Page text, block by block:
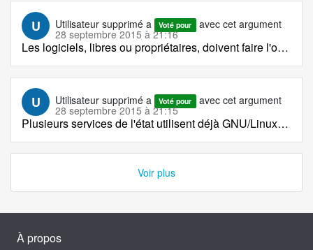
U Utilisateur supprimé a Voté pour avec cet argument
28 septembre 2015 à 21:16
Les logiciels, libres ou propriétaires, doivent faire l'o…
U Utilisateur supprimé a Voté pour avec cet argument
28 septembre 2015 à 21:15
Plusieurs services de l'état utilisent déjà GNU/Linux…
Voir plus
À propos